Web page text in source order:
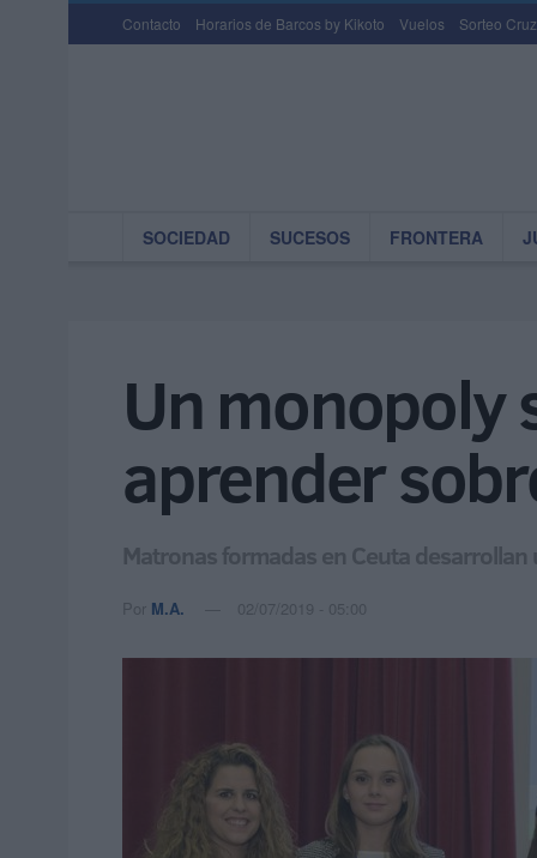
Contacto Horarios de Barcos by Kikoto Vuelos Sorteo
SOCIEDAD SUCESOS FRONTERA
Un monopoly
aprender
Matronas formadas en Ceuta
Por M.A. 02/07/2019 - 05:00